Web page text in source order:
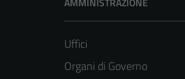
Uffici
Organi di Governo